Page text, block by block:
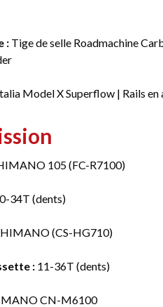
: Tige de selle Roadmachine
Model X Superflow | Rails en
105 (FC-R7100)
34T (dents)
(CS-HG710)
: 11-36T (dents)
CN-M6100